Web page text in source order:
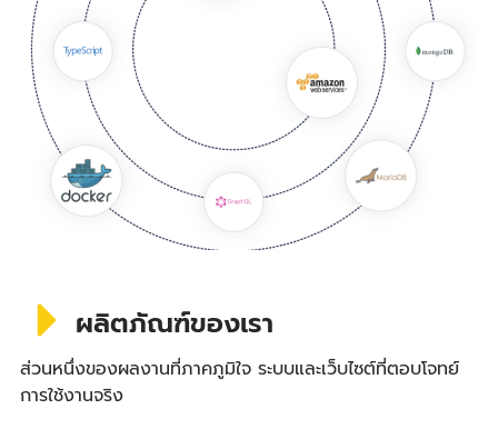
ผลิตภัณฑ์ของเรา
ส่วนหนึ่งของผลงานที่ภาคภูมิใจ ระบบและเว็บไซต์ที่ตอบโจทย์
การใช้งานจริง